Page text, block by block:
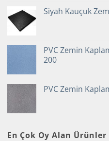
Siyah Kauçuk
PVC Zemin
200
PVC Zemin
En Çok Oy Alan Ürünler